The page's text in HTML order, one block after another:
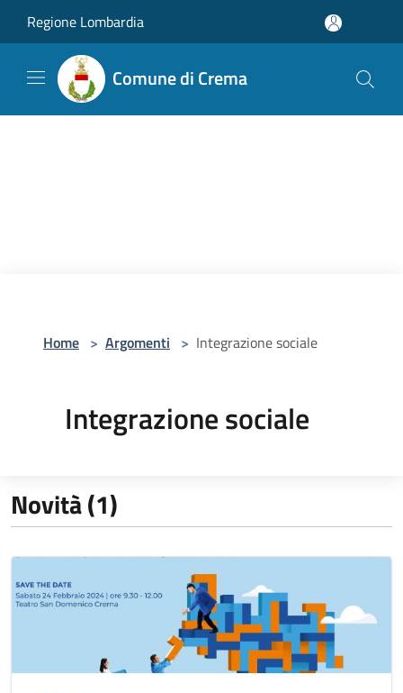
Regione Lombardia
Comune di Crema
Home > Argomenti > Integrazione sociale
Integrazione sociale
Novità (1)